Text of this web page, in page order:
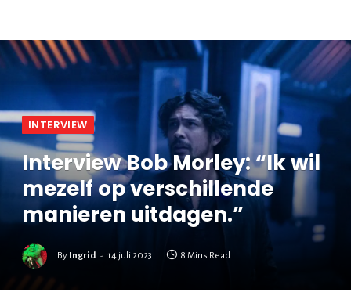
INTERVIEW
Interview Bob Morley: “Ik wil
mezelf op verschillende
manieren uitdagen.”
By Ingrid 14 juli 2023 8 Mins Read